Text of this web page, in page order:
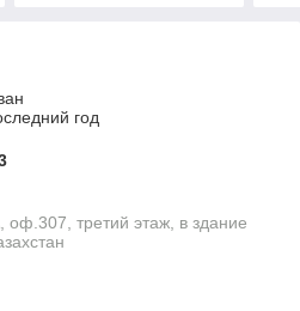
год
оф.307, третий этаж, в здание